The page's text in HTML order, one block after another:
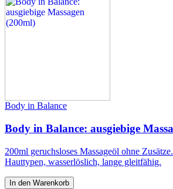
Body in Balance
Body in Balance: ausgiebige
200ml geruchsloses Massageöl ohne
Hauttypen, wasserlöslich, lange gleitfähig.
In den Warenkorb